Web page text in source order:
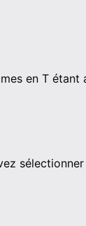
en T étant